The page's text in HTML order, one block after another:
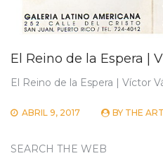
El Reino de la Espera |
El Reino de la Espera | Víctor
ABRIL 9, 2017 BY THE
SEARCH THE WEB